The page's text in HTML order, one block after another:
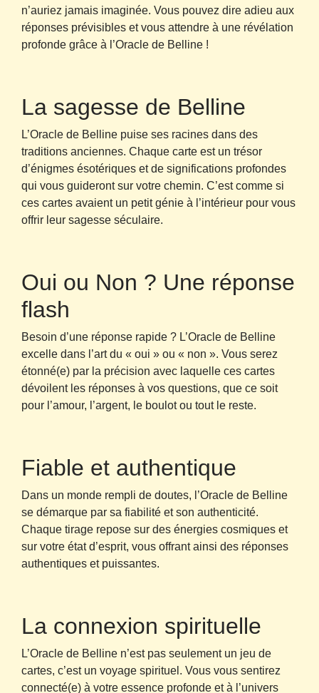
n’auriez jamais imaginée. Vous pouvez dire adieu aux
réponses prévisibles et vous attendre à une révélation
profonde grâce à l’Oracle de Belline !
La sagesse de Belline
L’Oracle de Belline puise ses racines dans des
traditions anciennes. Chaque carte est un trésor
d’énigmes ésotériques et de significations profondes
qui vous guideront sur votre chemin. C’est comme si
ces cartes avaient un petit génie à l’intérieur pour vous
offrir leur sagesse séculaire.
Oui ou Non ? Une réponse
flash
Besoin d’une réponse rapide ? L’Oracle de Belline
excelle dans l’art du « oui » ou « non ». Vous serez
étonné(e) par la précision avec laquelle ces cartes
dévoilent les réponses à vos questions, que ce soit
pour l’amour, l’argent, le boulot ou tout le reste.
Fiable et authentique
Dans un monde rempli de doutes, l’Oracle de Belline
se démarque par sa fiabilité et son authenticité.
Chaque tirage repose sur des énergies cosmiques et
sur votre état d’esprit, vous offrant ainsi des réponses
authentiques et puissantes.
La connexion spirituelle
L’Oracle de Belline n’est pas seulement un jeu de
cartes, c’est un voyage spirituel. Vous vous sentirez
connecté(e) à votre essence profonde et à l’univers